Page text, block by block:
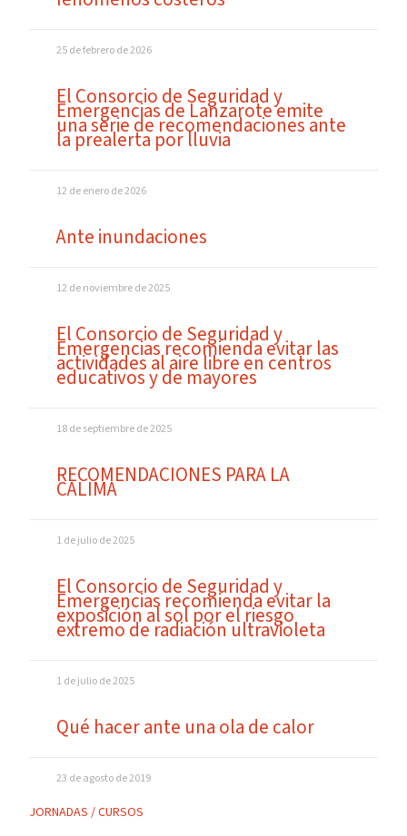
25 de febrero de 2026
El Consorcio de Seguridad y
Emergencias de Lanzarote emite
una serie de recomendaciones ante
la prealerta por lluvia
12 de enero de 2026
Ante inundaciones
12 de noviembre de 2025
El Consorcio de Seguridad y
Emergencias recomienda evitar las
actividades al aire libre en centros
educativos y de mayores
18 de septiembre de 2025
RECOMENDACIONES PARA LA
CALIMA
1 de julio de 2025
El Consorcio de Seguridad y
Emergencias recomienda evitar la
exposición al sol por el riesgo
extremo de radiación ultravioleta
1 de julio de 2025
Qué hacer ante una ola de calor
23 de agosto de 2019
JORNADAS / CURSOS